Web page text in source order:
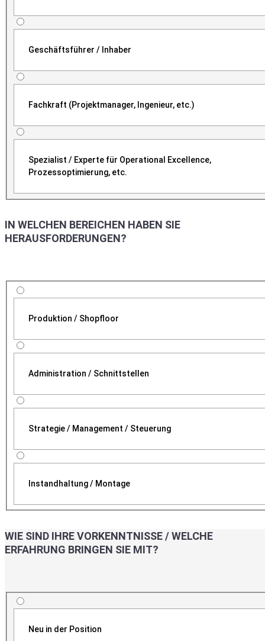
Geschäftsführer / Inhaber
Fachkraft (Projektmanager, Ingenieur, etc.)
Spezialist / Experte für Operational Excellence,
Prozessoptimierung, etc.
IN WELCHEN BEREICHEN HABEN SIE
HERAUSFORDERUNGEN?
Produktion / Shopfloor
Administration / Schnittstellen
Strategie / Management / Steuerung
Instandhaltung / Montage
WIE SIND IHRE VORKENNTNISSE / WELCHE
ERFAHRUNG BRINGEN SIE MIT?
Neu in der Position